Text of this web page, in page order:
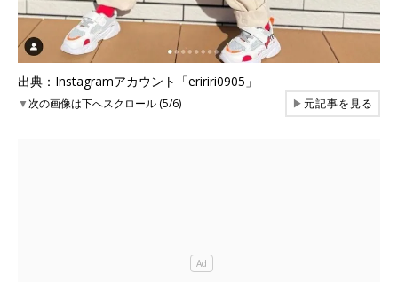
出典：Instagramアカウント「eririri0905」
▼次の画像は下へスクロール (5/6) ▶元記事を見る